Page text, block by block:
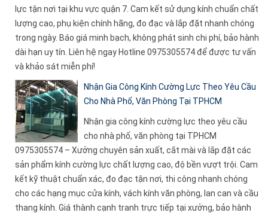
lực tận nơi tại khu vực quận 7. Cam kết sử dụng kính chuẩn chất
lượng cao, phụ kiện chính hãng, đo đạc và lắp đặt nhanh chóng
trong ngày. Báo giá minh bạch, không phát sinh chi phí, bảo hành
dài hạn uy tín. Liên hệ ngay Hotline 0975305574 để được tư vấn
và khảo sát miễn phí!
Nhận Gia Công Kính Cường Lực Theo Yêu Cầu
Cho Nhà Phố, Văn Phòng Tại TPHCM
Nhận gia công kính cường lực theo yêu cầu
cho nhà phố, văn phòng tại TPHCM
0975305574 – Xưởng chuyên sản xuất, cắt mài và lắp đặt các
sản phẩm kính cường lực chất lượng cao, độ bền vượt trội. Cam
kết kỹ thuật chuẩn xác, đo đạc tận nơi, thi công nhanh chóng
cho các hạng mục cửa kính, vách kính văn phòng, lan can và cầu
thang kính. Giá thành cạnh tranh trực tiếp tại xưởng, bảo hành